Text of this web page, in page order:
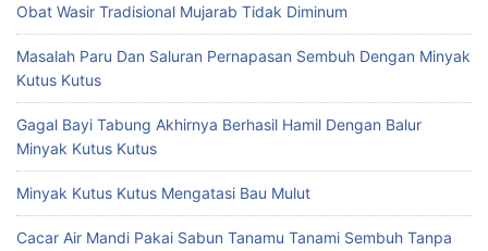
Obat Wasir Tradisional Mujarab Tidak Diminum
Masalah Paru Dan Saluran Pernapasan Sembuh Dengan Minyak
Kutus Kutus
Gagal Bayi Tabung Akhirnya Berhasil Hamil Dengan Balur
Minyak Kutus Kutus
Minyak Kutus Kutus Mengatasi Bau Mulut
Cacar Air Mandi Pakai Sabun Tanamu Tanami Sembuh Tanpa